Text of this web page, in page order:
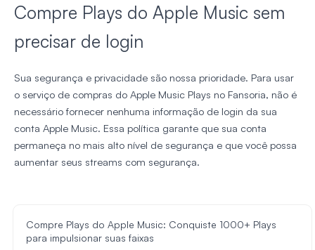
Compre Plays do Apple Music sem
precisar de login
Sua segurança e privacidade são nossa prioridade. Para usar
o serviço de compras do Apple Music Plays no Fansoria, não é
necessário fornecer nenhuma informação de login da sua
conta Apple Music. Essa política garante que sua conta
permaneça no mais alto nível de segurança e que você possa
aumentar seus streams com segurança.
Compre Plays do Apple Music: Conquiste 1000+ Plays
para impulsionar suas faixas